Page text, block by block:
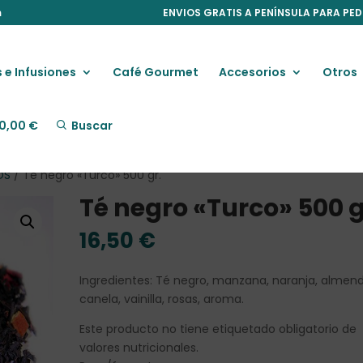
ENVIOS GRATIS A PENÍNSULA PARA
e Infusiones Café Gourmet Accesorios Otros
0,00 € Buscar
/ Té negro «Turco» 500 gr.
Té negro «Turco» 500
16,50 €
Ingredientes: Té negro, manzana, naranja,
canela, vainilla, rosas, aroma.
Este producto no tiene etiquetado obligatorio de
valores nutricionales.